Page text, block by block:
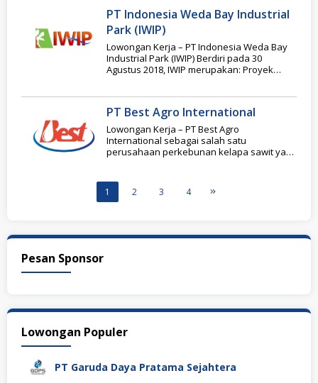
PT Indonesia Weda Bay Industrial
Park (IWIP)
Lowongan Kerja – PT Indonesia Weda Bay
Industrial Park (IWIP) Berdiri pada 30
Agustus 2018, IWIP merupakan: Proyek
PT Best Agro International
Lowongan Kerja – PT Best Agro
International sebagai salah satu
perusahaan perkebunan kelapa sawit yang
1 2 3 4
Pesan Sponsor
Lowongan Populer
PT Garuda Daya Pratama Sejahtera